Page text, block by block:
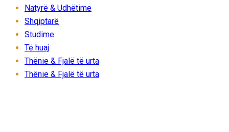
Natyrë & Udhëtime
Shqiptarë
Studime
Të huaj
Thënie & Fjalë të urta
Thënie & Fjalë të urta